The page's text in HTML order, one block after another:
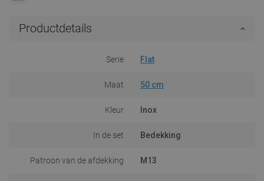
Productdetails
Serie Flat
Maat 50 cm
Kleur Inox
In de set Bedekking
Patroon van de afdekking M13